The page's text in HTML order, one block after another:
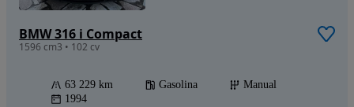
BMW 316 i Compact
1596 cm3 • 102 cv
63 229 km Gasolina
Manual
1994